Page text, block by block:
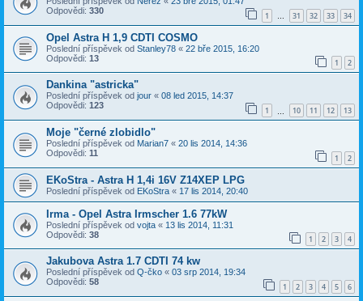
Odpovědi: 330 1 … 31 32 33 34
Opel Astra H 1,9 CDTI COSMO
Poslední příspěvek od Stanley78 « 22 bře 2015, 16:20
Odpovědi: 13 1 2
Dankina "astricka"
Poslední příspěvek od jour « 08 led 2015, 14:37
Odpovědi: 123 1 10 11 12 13
Moje "černé zlobidlo"
Poslední příspěvek od Marian7 « 20 lis 2014, 14:36
Odpovědi: 11 1 2
EKoStra - Astra H 1,4i 16V Z14XEP LPG
Poslední příspěvek od EKoStra « 17 lis 2014, 20:40
Irma - Opel Astra Irmscher 1.6 77kW
Poslední příspěvek od vojta « 13 lis 2014, 11:31
Odpovědi: 38 1 2 3 4
Jakubova Astra 1.7 CDTI 74 kw
Poslední příspěvek od Q-čko « 03 srp 2014, 19:34
Odpovědi: 58 1 2 3 4 5 6